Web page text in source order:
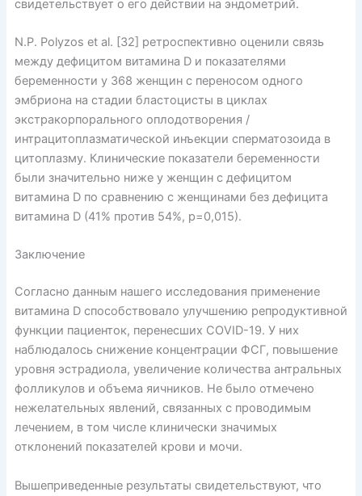
свидетельствует о его действии на эндометрий.
N.P. Polyzos et al. [32] ретроспективно оценили связь
между дефицитом витамина D и показателями
беременности у 368 женщин с переносом одного
эмбриона на стадии бластоцисты в циклах
экстракорпорального оплодотворения /
интрацитоплазматической инъекции сперматозоида в
цитоплазму. Клинические показатели беременности
были значительно ниже у женщин с дефицитом
витамина D по сравнению с женщинами без дефицита
витамина D (41% против 54%, p=0,015).
Заключение
Согласно данным нашего исследования применение
витамина D способствовало улучшению репродуктивной
функции пациенток, перенесших COVID-19. У них
наблюдалось снижение концентрации ФСГ, повышение
уровня эстрадиола, увеличение количества антральных
фолликулов и объема яичников. Не было отмечено
нежелательных явлений, связанных с проводимым
лечением, в том числе клинически значимых
отклонений показателей крови и мочи.
Вышеприведенные результаты свидетельствуют, что